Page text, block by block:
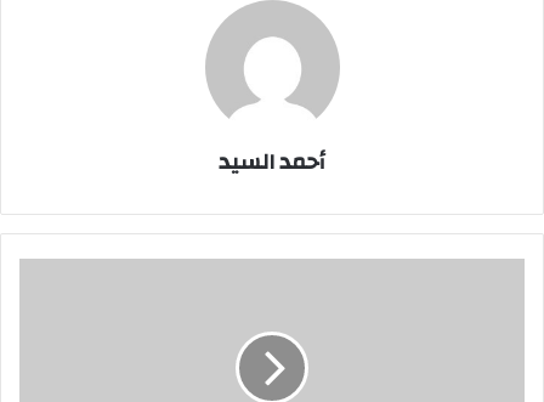
أحمد السيد